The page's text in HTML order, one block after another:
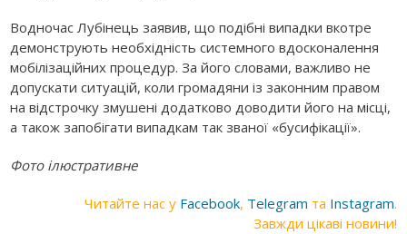
Водночас Лубінець заявив, що подібні випадки вкотре
демонструють необхідність системного вдосконалення
мобілізаційних процедур. За його словами, важливо не
допускати ситуацій, коли громадяни із законним правом
на відстрочку змушені додатково доводити його на місці,
а також запобігати випадкам так званої «бусифікації».
Фото ілюстративне
Читайте нас у Facebook, Telegram та Instagram.
Завжди цікаві новини!